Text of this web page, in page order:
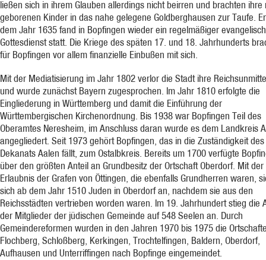
ließen sich in ihrem Glauben allerdings nicht beirren und brachten ihre
geborenen Kinder in das nahe gelegene Goldberghausen zur Taufe.
dem Jahr 1635 fand in Bopfingen wieder ein regelmäßiger
Gottesdienst statt. Die Kriege des späten 17. und 18. Jahrhunderts
für Bopfingen vor allem finanzielle Einbußen mit sich.
Mit der Mediatisierung im Jahr 1802 verlor die Stadt ihre
und wurde zunächst Bayern zugesprochen. Im Jahr 1810 erfolgte die
Eingliederung in Württemberg und damit die Einführung der
Württembergischen Kirchenordnung. Bis 1938 war Bopfingen Teil des
Oberamtes Neresheim, im Anschluss daran wurde es dem Landkreis
angegliedert. Seit 1973 gehört Bopfingen, das in die Zuständigkeit des
Dekanats Aalen fällt, zum Ostalbkreis. Bereits um 1700 verfügte
über den größten Anteil an Grundbesitz der Ortschaft Oberdorf. Mit der
Erlaubnis der Grafen von Öttingen, die ebenfalls Grundherren waren,
sich ab dem Jahr 1510 Juden in Oberdorf an, nachdem sie aus den
Reichsstädten vertrieben worden waren. Im 19. Jahrhundert stieg die
der Mitglieder der jüdischen Gemeinde auf 548 Seelen an. Durch
Gemeindereformen wurden in den Jahren 1970 bis 1975 die
Flochberg, Schloßberg, Kerkingen, Trochtelfingen, Baldern, Oberdorf,
Aufhausen und Unterriffingen nach Bopfinge eingemeindet.